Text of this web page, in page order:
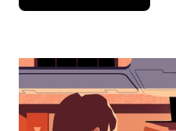
la
bas
interagir
avec